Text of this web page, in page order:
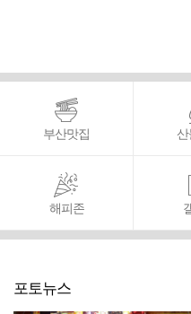
부산맛집 산
해피존
포토뉴스